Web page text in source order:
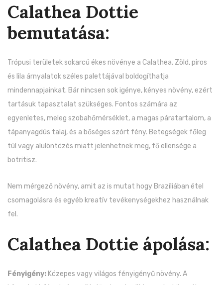
Calathea Dottie
bemutatása:
Trópusi területek sokarcú ékes növénye a Calathea. Zöld, piros
és lila árnyalatok széles palettájával boldogíthatja
mindennapjainkat. Bár nincsen sok igénye, kényes növény, ezért
tartásuk tapasztalat szükséges. Fontos számára az
egyenletes, meleg szobahőmérséklet, a magas páratartalom, a
tápanyagdús talaj, és a bőséges szórt fény. Betegségek főleg
túl vagy alulöntözés miatt jelenhetnek meg, fő ellensége a
botritisz.
Nem mérgező növény, amit az is mutat hogy Brazíliában étel
csomagolásra és egyéb kreatív tevékenységekhez használnak
fel.
Calathea Dottie ápolása:
Fényigény:Közepes vagy világos fényigényű növény. A